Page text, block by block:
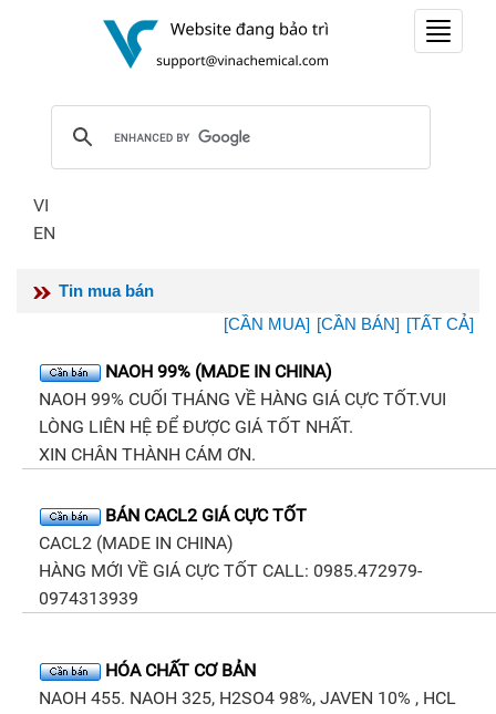
Toggle
VI
EN
Tin mua bán
[CẦN MUA] [CẦN BÁN] [TẤT CẢ]
NAOH 99% (MADE IN CHINA)
NAOH 99% CUỐI THÁNG VỀ HÀNG GIÁ CỰC TỐT.VUI
LÒNG LIÊN HỆ ĐỂ ĐƯỢC GIÁ TỐT NHẤT.
XIN CHÂN THÀNH CÁM ƠN.
BÁN CACL2 GIÁ CỰC TỐT
CACL2 (MADE IN CHINA)
HÀNG MỚI VỀ GIÁ CỰC TỐT CALL: 0985.472979-
0974313939
HÓA CHẤT CƠ BẢN
NAOH 455. NAOH 325, H2SO4 98%, JAVEN 10% , HCL